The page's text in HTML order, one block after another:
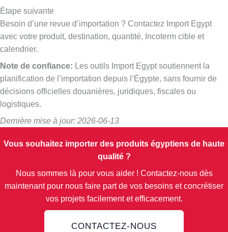
Étape suivante
Besoin d’une revue d’importation ? Contactez Import Egypt
avec votre produit, destination, quantité, Incoterm cible et
calendrier.
Note de confiance: Les outils Import Egypt soutiennent la
planification de l’importation depuis l’Égypte, sans fournir de
décisions officielles douanières, juridiques, fiscales ou
logistiques.
Dernière mise à jour: 2026-06-13
Vous souhaitez importer des produits égyptiens de haute
qualité ?
Nous sommes là pour vous aider ! Contactez-nous dès
maintenant pour nous faire part de vos besoins et concrétiser
vos projets facilement et efficacement.
CONTACTEZ-NOUS